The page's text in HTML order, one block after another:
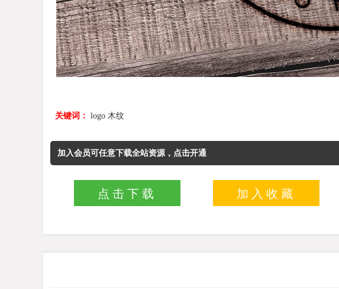
关键词： logo 木纹
加入会员可任意下载全站资源，点击开通
点击下载 加入收藏